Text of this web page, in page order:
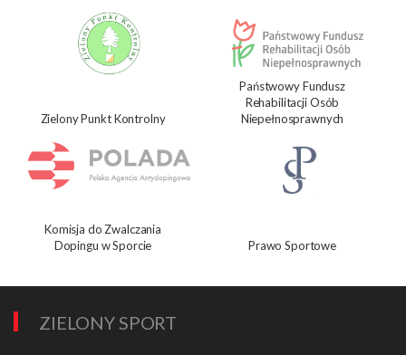
Zielony Punkt Kontrolny
Państwowy Fundusz
Rehabilitacji Osób
Niepełnosprawnych
Komisja do Zwalczania
Dopingu w Sporcie
Prawo Sportowe
ZIELONY SPORT